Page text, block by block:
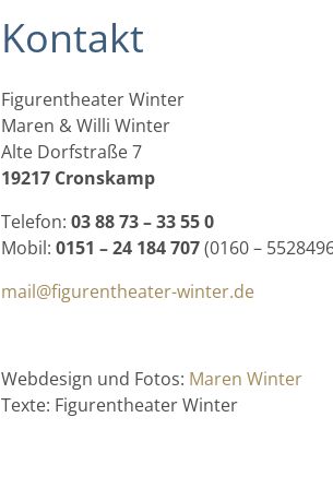
Kontakt
Figurentheater Winter
Maren & Willi Winter
Alte Dorfstraße 7
19217 Cronskamp
Telefon: 03 88 73 – 33 55 0
Mobil: 0151 – 24 184 707(0160 –
mail@figurentheater-winter.de
Webdesign und Fotos: Maren Winter
Texte: Figurentheater Winter